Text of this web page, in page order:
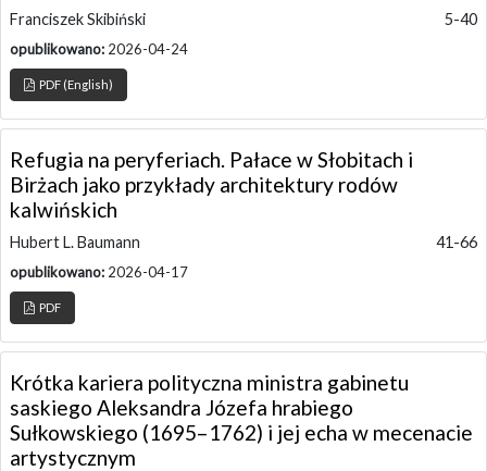
Franciszek Skibiński 5-40
opublikowano: 2026-04-24
PDF (English)
Refugia na peryferiach. Pałace w Słobitach i
Birżach jako przykłady architektury rodów
kalwińskich
Hubert L. Baumann 41-66
opublikowano: 2026-04-17
PDF
Krótka kariera polityczna ministra gabinetu
saskiego Aleksandra Józefa hrabiego
Sułkowskiego (1695–1762) i jej echa w mecenacie
artystycznym